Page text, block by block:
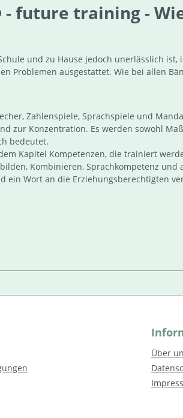
future training -
und zu Hause jedoch unerlässlich
ausgestattet. Wie bei allen
Zahlenspiele, Sprachspiele und
zur Konzentration. Es werden sowohl
bedeutet.
Kapitel Kompetenzen, die trainiert
Kombinieren, Sprachkompetenz und
Wort an die Erziehungsberechtigten
Über